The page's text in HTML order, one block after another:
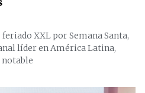
XXL por Semana Santa,
líder en América Latina,
notable